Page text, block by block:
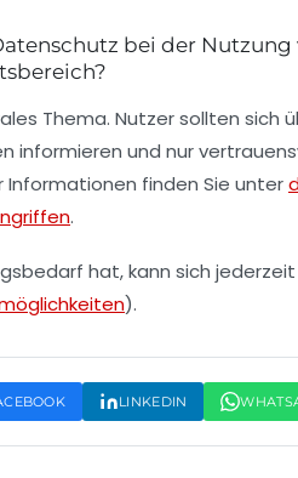
bei der Nutzung
Thema. Nutzer sollten sich
informieren und nur
finden Sie unter
.
hat, kann sich
).
LINKEDIN